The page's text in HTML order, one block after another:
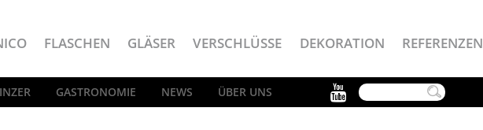
FLASCHEN GLÄSER VERSCHLÜSSE DEKORATION REFERENZEN
GASTRONOMIE NEWS ÜBER UNS YouTube